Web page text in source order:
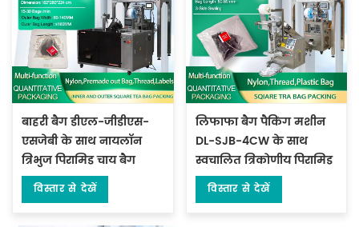
बाहरी बैग डीएल-जीडीएस-
एसजेबी के साथ नायलॉन
त्रिभुज पिरामिड चाय बैग
पैकेजिंग मशीन
विस्तार से देखें
लिफाफा बैग पैकिंग मशीन
DL-SJB-4CW के साथ
स्वचालित त्रिकोणीय पिरामिड
चाय बैग
विस्तार से देखें